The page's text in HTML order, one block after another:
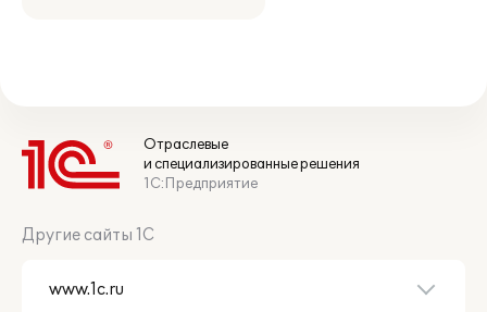
Отраслевые
и специализированные решения
1С:Предприятие
Другие сайты 1С